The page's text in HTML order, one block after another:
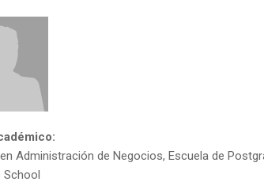
Administración de Negocios, Escuela de
School